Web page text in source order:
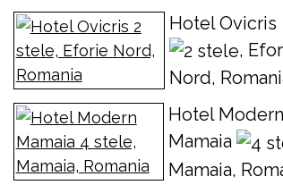
Hotel Ovicris
,
Nord,
Hotel Modern
Mamaia
Mamaia,